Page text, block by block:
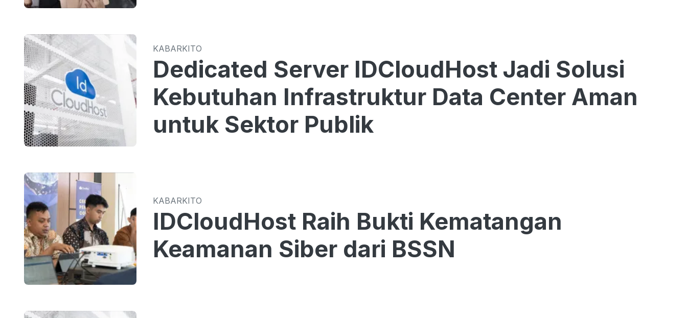
KABARKITO
Dedicated Server IDCloudHost Jadi Solusi
Kebutuhan Infrastruktur Data Center Aman
untuk Sektor Publik
KABARKITO
IDCloudHost Raih Bukti Kematangan
Keamanan Siber dari BSSN